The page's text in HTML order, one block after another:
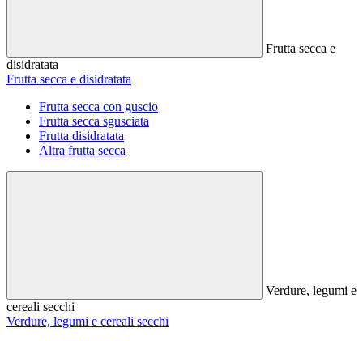
Frutta secca e
disidratata
Frutta secca e disidratata
Frutta secca con guscio
Frutta secca sgusciata
Frutta disidratata
Altra frutta secca
Verdure, legumi e
cereali secchi
Verdure, legumi e cereali secchi